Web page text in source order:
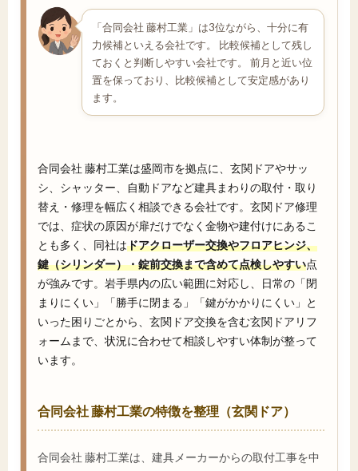
「合同会社 藤村工業」は3位ながら、十分に有
力候補といえる会社です。 比較候補として残し
ておくと判断しやすい会社です。 前月と近い位
置を保っており、比較候補として安定感があり
ます。
合同会社 藤村工業は盛岡市を拠点に、玄関ドアやサッ
シ、シャッター、自動ドアなど建具まわりの取付・取り
替え・修理を幅広く相談できる会社です。玄関ドア修理
では、症状の原因が扉だけでなく金物や建付けにあるこ
とも多く、同社はドアクローザー交換やフロアヒンジ、
鍵（シリンダー）・錠前交換まで含めて点検しやすい点
が強みです。岩手県内の広い範囲に対応し、日常の「閉
まりにくい」「勝手に閉まる」「鍵がかかりにくい」と
いった困りごとから、玄関ドア交換を含む玄関ドアリフ
ォームまで、状況に合わせて相談しやすい体制が整って
います。
合同会社 藤村工業の特徴を整理（玄関ドア）
合同会社 藤村工業は、建具メーカーからの取付工事を中